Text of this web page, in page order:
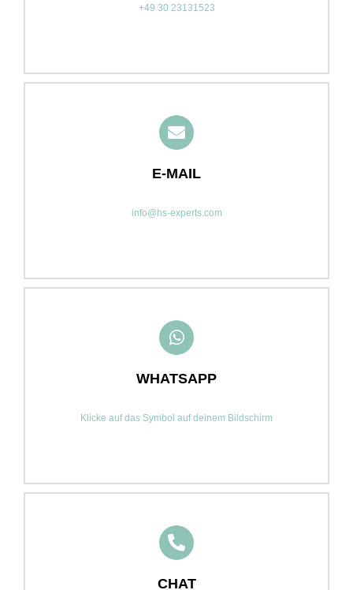
+49 30 23131523
E-MAIL
info@hs-experts.com
WHATSAPP
Klicke auf das Symbol auf deinem Bildschirm
CHAT